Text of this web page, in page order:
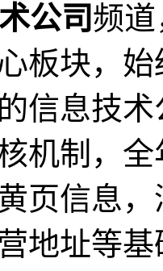
公司频
板块，
信息技
机制，
页信息
地址等